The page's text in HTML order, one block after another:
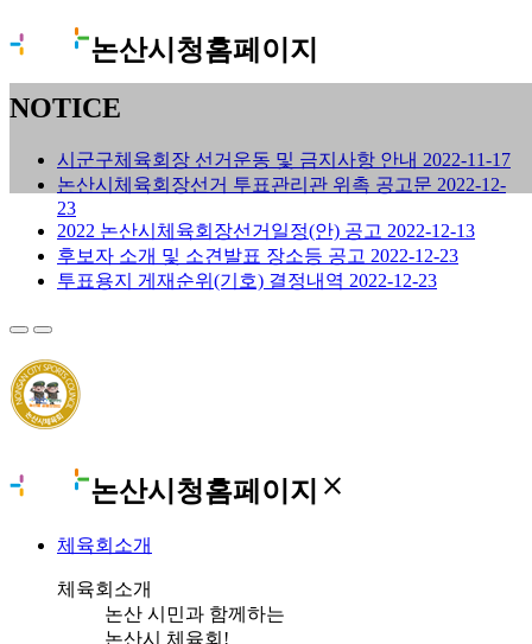
논산시청홈페이지
NOTICE
시군구체육회장 선거운동 및 금지사항 안내 2022-11-17
논산시체육회장선거 투표관리관 위촉 공고문 2022-12-
23
2022 논산시체육회장선거일정(안) 공고 2022-12-13
후보자 소개 및 소견발표 장소등 공고 2022-12-23
투표용지 게재순위(기호) 결정내역 2022-12-23
논산시청홈페이지 close
체육회소개
체육회소개
논산 시민과 함께하는
논산시 체육회!